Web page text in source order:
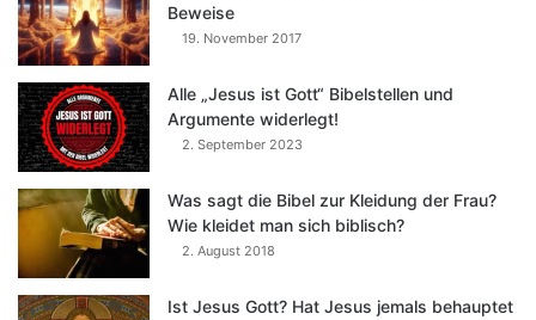
Beweise
19. November 2017
Alle „Jesus ist Gott“ Bibelstellen und
Argumente widerlegt!
2. September 2023
Was sagt die Bibel zur Kleidung der Frau?
Wie kleidet man sich biblisch?
2. August 2018
Ist Jesus Gott? Hat Jesus jemals behauptet